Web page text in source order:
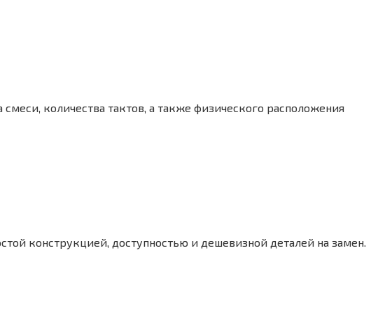
количества тактов, а также физического расположения
конструкцией, доступностью и дешевизной деталей на замен.